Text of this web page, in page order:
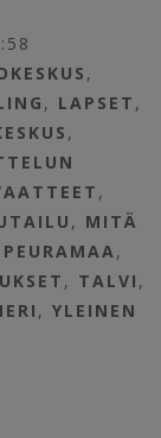
,
, LAPSET ,
,
,
, MITÄ
PEURAMAA ,
, TALVI ,
, YLEINEN